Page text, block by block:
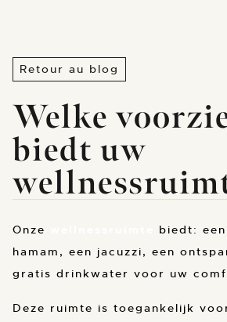
Retour au blog
Welke
biedt uw
Onze
biedt:
hamam, een jacuzzi, een
gratis drinkwater voor uw
Deze ruimte is toegankelijk